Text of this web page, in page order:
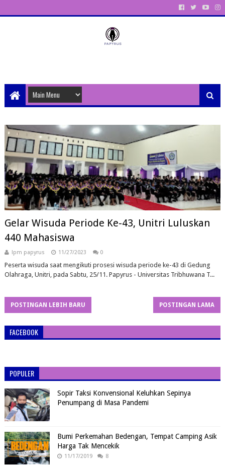
Gelar Wisuda Periode Ke-43, Unitri Luluskan
440 Mahasiswa
lpm papyrus 11/27/2023 0
Peserta wisuda saat mengikuti prosesi wisuda periode ke-43 di Gedung
Olahraga, Unitri, pada Sabtu, 25/11. Papyrus - Universitas Tribhuwana T...
POSTINGAN LEBIH BARU POSTINGAN LAMA
FACEBOOK
POPULER
Sopir Taksi Konvensional Keluhkan Sepinya
Penumpang di Masa Pandemi
Bumi Perkemahan Bedengan, Tempat Camping Asik
Harga Tak Mencekik
11/17/2019 8